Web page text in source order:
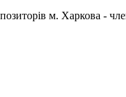
м. Харкова -